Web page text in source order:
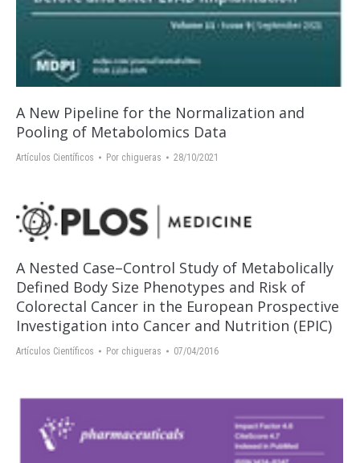
A New Pipeline for the Normalization and
Pooling of Metabolomics Data
Artículos Científicos Por chigueras 28/10/2021
A Nested Case–Control Study of Metabolically
Defined Body Size Phenotypes and Risk of
Colorectal Cancer in the European Prospective
Investigation into Cancer and Nutrition (EPIC)
Artículos Científicos Por chigueras 07/04/2016